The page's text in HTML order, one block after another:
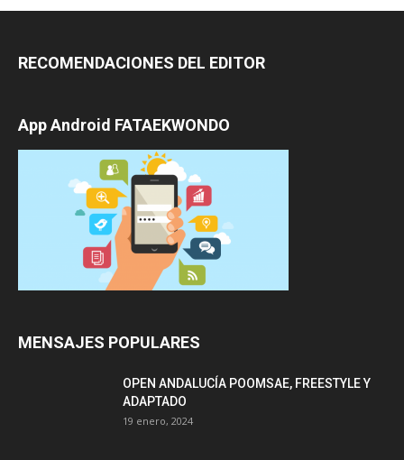
RECOMENDACIONES DEL EDITOR
App Android FATAEKWONDO
MENSAJES POPULARES
OPEN ANDALUCÍA POOMSAE, FREESTYLE Y
ADAPTADO
19 enero, 2024